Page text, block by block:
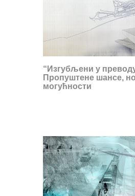
“Изгубљени у
Пропуштене шансе,
могућности